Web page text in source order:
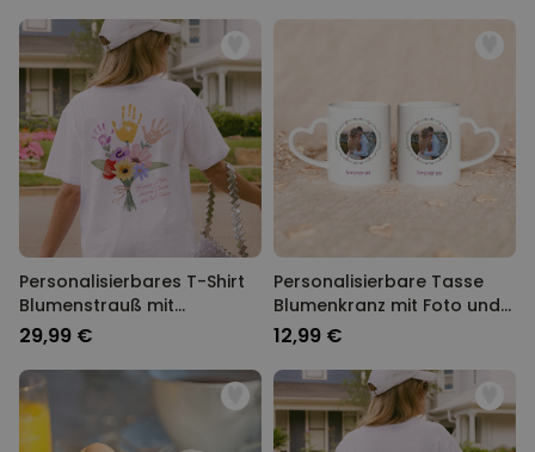
Personalisierbares T-Shirt
Blumenstrauß mit
Handabdruck
29,99 €
Personalisierbare Tasse
Blumenkranz mit Foto und
Text
12,99 €